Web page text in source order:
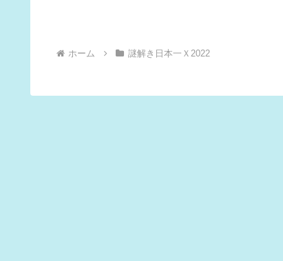
ホーム 謎解き日本一Ｘ2022